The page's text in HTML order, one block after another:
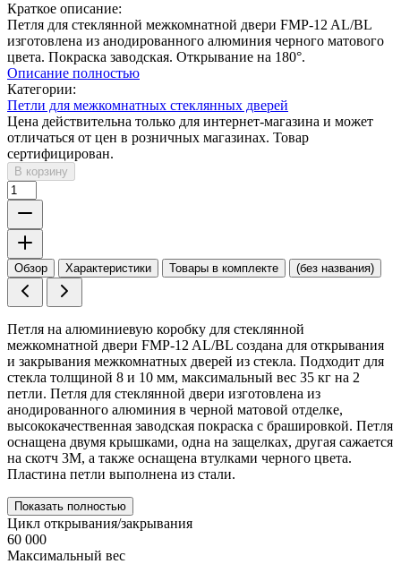
Краткое описание:
Петля для стеклянной межкомнатной двери FMP-12 AL/BL
изготовлена из анодированного алюминия черного матового
цвета. Покраска заводская. Открывание на 180°.
Описание полностью
Категории:
Петли для межкомнатных стеклянных дверей
Цена действительна только для интернет-магазина и может
отличаться от цен в розничных магазинах. Товар
сертифицирован.
В корзину
Обзор Характеристики Товары в комплекте (без названия)
Петля на алюминиевую коробку для стеклянной
межкомнатной двери FMP-12 AL/BL создана для открывания
и закрывания межкомнатных дверей из стекла. Подходит для
стекла толщиной 8 и 10 мм, максимальный вес 35 кг на 2
петли. Петля для стеклянной двери изготовлена из
анодированного алюминия в черной матовой отделке,
высококачественная заводская покраска с брашировкой. Петля
оснащена двумя крышками, одна на защелках, другая сажается
на скотч 3М, а также оснащена втулками черного цвета.
Пластина петли выполнена из стали.
Показать полностью
Цикл открывания/закрывания
60 000
Максимальный вес